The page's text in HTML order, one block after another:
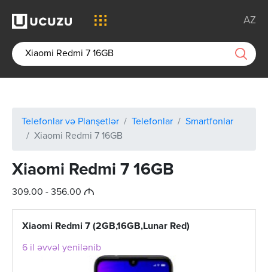
AZ
Telefonlar və Planşetlər Telefonlar
Smartfonlar
Xiaomi Redmi 7 16GB
Xiaomi Redmi 7 16GB
309.00 - 356.00 M
Xiaomi Redmi 7 (2GB,16GB,Lunar Red)
6 il əvvəl yenilənib